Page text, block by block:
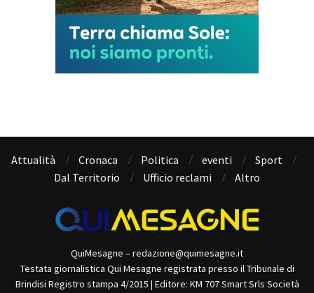
Attualità Cronaca Politica eventi
Sport
Dal Territorio
Ufficio reclami Altro
QuiMesagne – redazione@quimesagne.it
Testata giornalistica Qui Mesagne registrata presso il Tribunale di
Brindisi Registro stampa 4/2015 | Editore: KM 707 Smart Srls Società